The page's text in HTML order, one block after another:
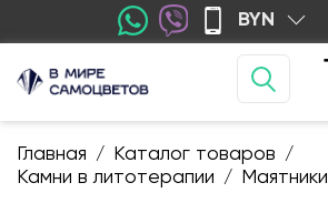
BYN
Главная / Каталог товаров /
Камни в литотерапии / Маятники